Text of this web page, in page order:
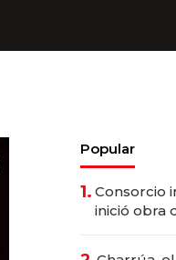
Popular
1. Consorcio
inició obra